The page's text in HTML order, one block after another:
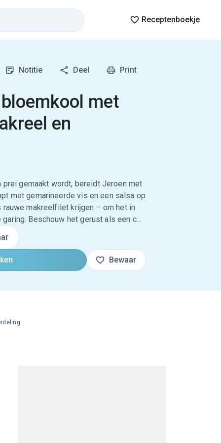
Receptenboekje
Notitie Deel Print
met
en
gemaakt wordt, bereidt Jeroen met
met gemarineerde vis en een salsa op
makreelfilet krijgen – om het in
Beschouw het gerust als een c…
Bewaar